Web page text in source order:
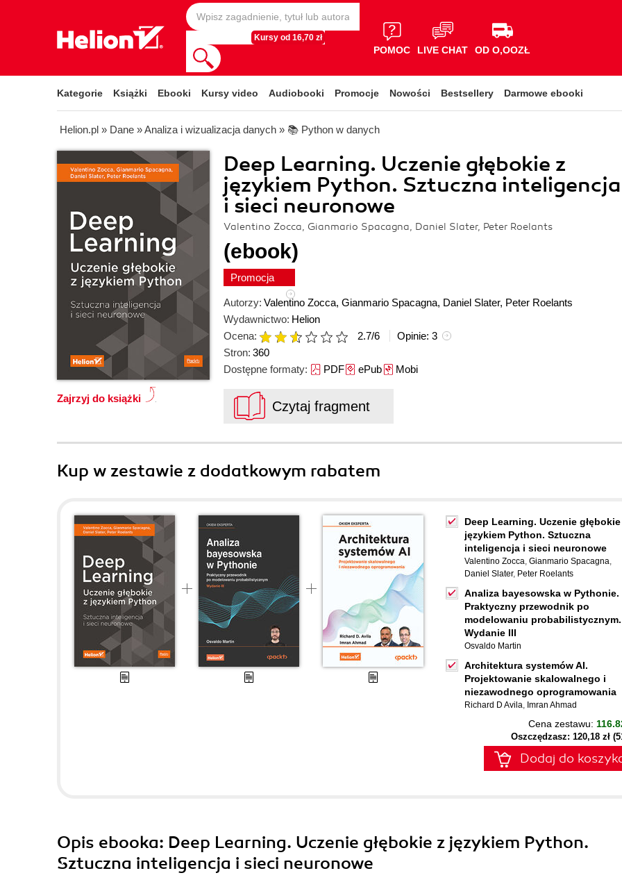
Kursy od 16,70 zł
POMOC LIVE CHAT OD O,OOZŁ
Kategorie Książki Ebooki Kursy video Audiobooki Promocje Nowości Bestsellery Darmowe ebooki
Helion.pl » Dane »Analiza i wizualizacja danych » 📚 Python w danych
Deep Learning. Uczenie głębokie z
językiem Python. Sztuczna inteligencja
i sieci neuronowe
Valentino Zocca, Gianmario Spacagna, Daniel Slater, Peter Roelants
(ebook)
Promocja
Zajrzyj do książki
Autorzy: Valentino Zocca, Gianmario Spacagna, Daniel Slater, Peter Roelants
Wydawnictwo: Helion
Ocena:
2.7/6 Opinie: 3
Stron: 360
Dostępne formaty: PDFePubMobi
Czytaj fragment
Kup w zestawie z dodatkowym rabatem
Deep Learning. Uczenie głębokie
językiem Python. Sztuczna
inteligencja i sieci neuronowe
Valentino Zocca, Gianmario Spacagna,
Daniel Slater, Peter Roelants
Analiza bayesowska w Pythonie.
Praktyczny przewodnik po
modelowaniu probabilistycznym.
Wydanie III
Osvaldo Martin
Architektura systemów AI.
Projektowanie skalowalnego i
niezawodnego oprogramowania
Richard D Avila, Imran Ahmad
Cena zestawu:
Oszczędzasz: 120,18 zł
Dodaj do
Opis ebooka: Deep Learning. Uczenie głębokie z językiem Python.
Sztuczna inteligencja i sieci neuronowe